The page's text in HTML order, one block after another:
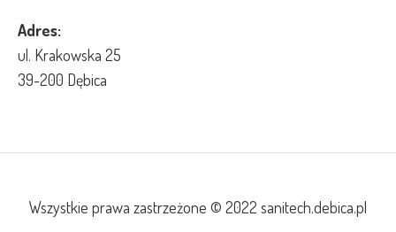
Adres:
ul. Krakowska 25
39-200 Dębica
Wszystkie prawa zastrzeżone © 2022 sanitech.debica.pl